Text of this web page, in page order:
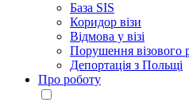
База SIS
Коридор візи
Відмова у візі
Порушення візового
Депортація з Польщі
Про роботу